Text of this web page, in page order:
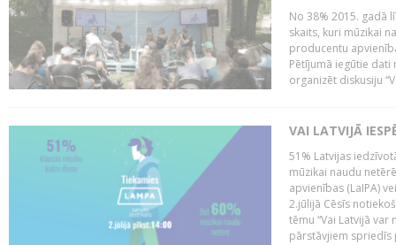
No 38% 2015. gadā
skaits, kuri mūzikai
producentu
Pētījumā iegūtie dati
organizēt diskusiju
VAI LATVIJĀ
51% Latvijas
mūzikai naudu
apvienības (LaIPA)
2.jūlijā Cēsīs
tēmu “Vai Latvijā
pārstāvjiem spriedīs